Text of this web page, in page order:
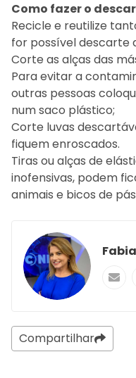
Como fazer o
Recicle e reutilize
for possível descarte
Corte as alças das
Para evitar a
outras pessoas
num saco plástico;
Corte luvas
fiquem enroscados.
Tiras ou alças de
inofensivas, podem
animais e bicos de
Compartilhar